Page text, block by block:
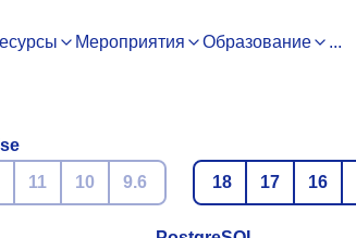
Мероприятия Образование ...
11 10 9.6
18
17 16